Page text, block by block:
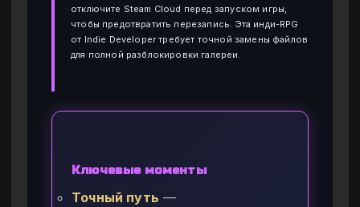
отключите Steam Cloud перед запуском игры,
чтобы предотвратить перезапись. Эта инди-RPG
от Indie Developer требует точной замены файлов
для полной разблокировки галереи.
Ключевые моменты
Точный путь —